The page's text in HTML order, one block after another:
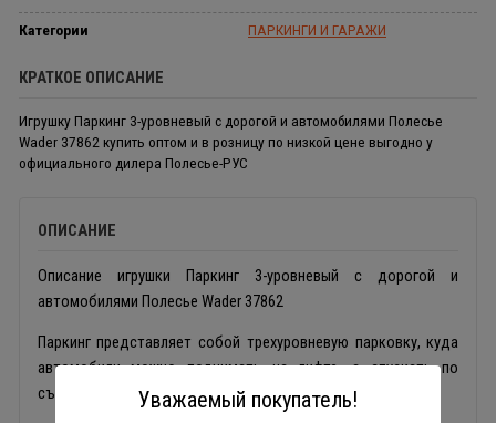
Категории ПАРКИНГИ И ГАРАЖИ
КРАТКОЕ ОПИСАНИЕ
Игрушку Паркинг 3-уровневый с дорогой и автомобилями Полесье
Wader 37862 купить оптом и в розницу по низкой цене выгодно у
официального дилера Полесье-РУС
ОПИСАНИЕ
Описание игрушки Паркинг 3-уровневый с дорогой и
автомобилями Полесье Wader 37862
Паркинг представляет собой трехуровневую парковку, куда
автомобили можно поднимать на лифте, а спускать по
съездам.
Уважаемый покупатель!